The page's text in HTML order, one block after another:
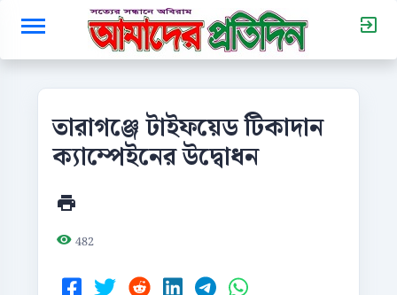
তারাগঞ্জে টাইফয়েড টিকাদান
ক্যাম্পেইনের উদ্বোধন
482